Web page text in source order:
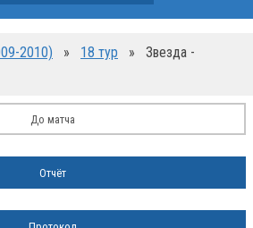
2010) » 18 тур »
Звезда -
До матча
Отчёт